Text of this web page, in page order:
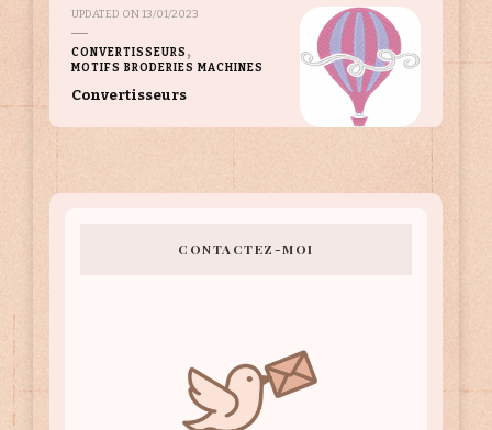
UPDATED ON13/01/2023
CONVERTISSEURS
MOTIFS BRODERIES MACHINES
Convertisseurs
CONTACTEZ-MOI